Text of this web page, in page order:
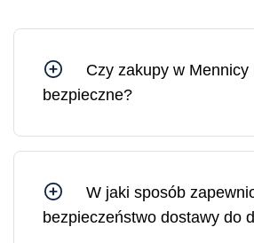
Czy zakupy w
bezpieczne?
Mennicy Litewskiej, ponieważ
Litewski.
W jaki sposób
bezpieczeństwo dostawy do